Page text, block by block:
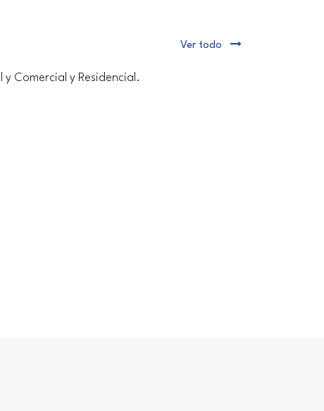
Comercial y Residencial.
Ver todo